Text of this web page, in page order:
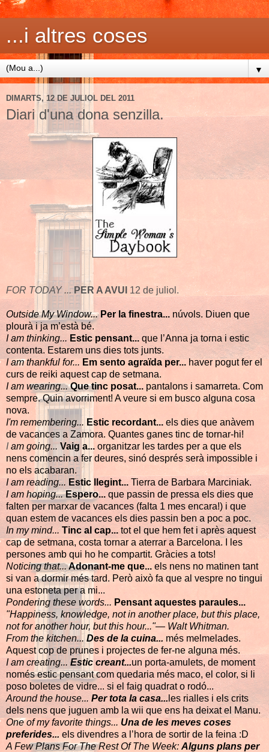
...i altres coses
▼
DIMARTS, 12 DE JULIOL DEL 2011
Diari d'una dona senzilla.
FOR TODAY ... PER A AVUI 12 de juliol.
Outside My Window... Per la finestra... núvols. Diuen que
plourà i ja m’està bé.
I am thinking... Estic pensant... que l’Anna ja torna i estic
contenta. Estarem uns dies tots junts.
Iam thankful for... Em sento agraïda per... haver pogut fer el
curs de reiki aquest cap de setmana.
I am wearing...Que tinc posat... pantalons i samarreta. Com
sempre. Quin avorriment! A veure si em busco alguna cosa
nova.
I'm remembering... Estic recordant... els dies que anàvem
de vacances a Zamora. Quantes ganes tinc de tornar-hi!
Iam going... Vaig a... organitzar les tardes per a que els
nens comencin a fer deures, sinó després serà impossible i
no els acabaran.
I am reading... Estic llegint... Tierra de Barbara Marciniak.
I am hoping... Espero... que passin de pressa els dies que
falten per marxar de vacances (falta 1 mes encara!) i que
quan estem de vacances els dies passin ben a poc a poc.
In my mind... Tinc al cap... tot el que hem fet i après aquest
cap de setmana, costa tornar a aterrar a Barcelona. I les
persones amb qui ho he compartit. Gràcies a tots!
Noticing that...Adonant-me que... els nens no matinen tant
si van a dormir més tard. Però això fa que al vespre no tingui
una estoneta per a mi...
Pondering these words... Pensant aquestes paraules...
"Happiness, knowledge, not in another place, but this place,
not for another hour, but this hour..."— Walt Whitman.
From the kitchen... Des de la cuina... més melmelades.
Aquest cop de prunes i projectes de fer-ne alguna més.
I am creating...Estic creant...un porta-amulets, de moment
només estic pensant com quedaria més maco, el color, si li
poso boletes de vidre... si el faig quadrat o rodó...
Around the house... Per tota la casa... les rialles i els crits
dels nens que juguen amb la wii que ens ha deixat el Manu.
One of my favorite things... Una de les meves coses
preferides... els divendres a l’hora de sortir de la feina :D
A Few Plans For The Rest Of The Week: Alguns plans per